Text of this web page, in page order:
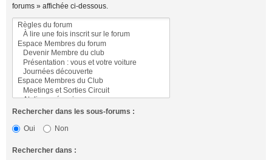
forums » affichée ci-dessous.
Rechercher dans les sous-forums :
Oui
Non
Rechercher dans :